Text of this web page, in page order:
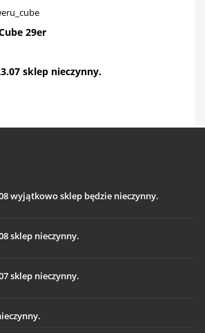
29er
sklep nieczynny.
wyjątkowo sklep będzie nieczynny.
sklep nieczynny.
sklep nieczynny.